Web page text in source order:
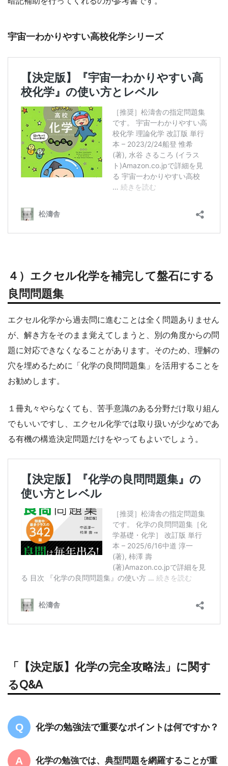
宇宙一わかりやすい高校化学シリーズ
４）エクセル化学を補完して盤石にする
良問問題集
エクセル化学から過去問に進むことは全く問題ありません
が、解き方をそのまま覚えてしまうと、別の角度からの問
題に対応できなくなることがあります。そのため、理解の
穴を埋めるために「化学の良問問題集」を活用することを
お勧めします。
１冊丸々やらなくても、苦手意識のある分野だけ取り組ん
でもいいですし、エクセル化学では取り扱いが少なめであ
る有機の構造決定問題だけをやってもよいでしょう。
「【決定版】化学の完全攻略法」に関す
るQ&A
化学の勉強法で重要なポイントは何ですか？
化学の勉強では、典型問題を網羅することが重